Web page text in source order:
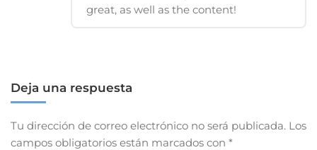
great, as well as the content!
Deja una respuesta
Tu dirección de correo electrónico no será publicada. Los
campos obligatorios están marcados con *